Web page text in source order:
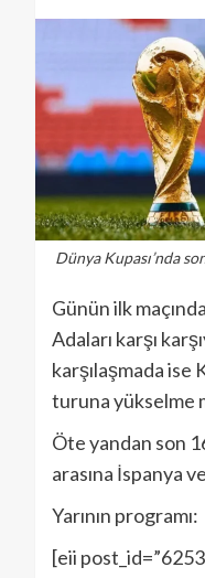
Dünya Kupası’nda
Günün ilk
Adaları karşı
karşılaşmada ise
turuna yükselme
Öte yandan son
arasına İspanya
Yarının programı:
[eii